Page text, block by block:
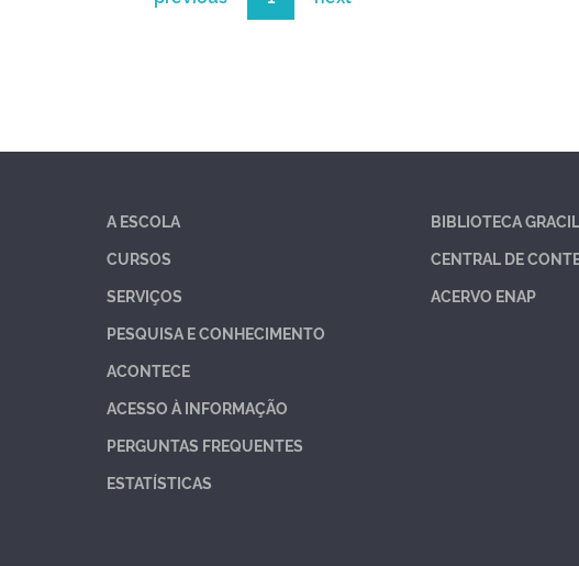
A ESCOLA
CURSOS
SERVIÇOS
PESQUISA E CONHECIMENTO
ACONTECE
ACESSO À INFORMAÇÃO
PERGUNTAS FREQUENTES
ESTATÍSTICAS
BIBLIOTECA
CENTRAL DE
ACERVO ENAP